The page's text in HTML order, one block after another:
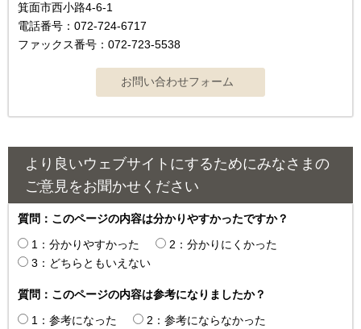
箕面市西小路4‐6‐1
電話番号：072-724-6717
ファックス番号：072-723-5538
より良いウェブサイトにするためにみなさまの
ご意見をお聞かせください
質問：このページの内容は分かりやすかったですか？
1：分かりやすかった
2：分かりにくかった
3：どちらともいえない
質問：このページの内容は参考になりましたか？
1：参考になった
2：参考にならなかった